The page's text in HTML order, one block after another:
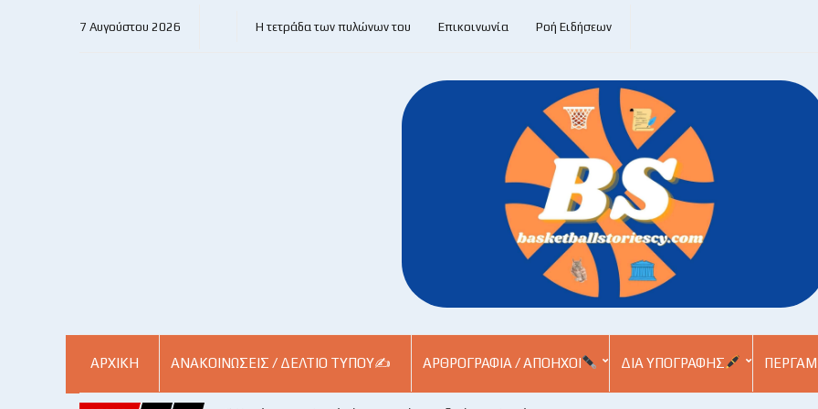
7 Αυγούστου 2026 Η τετράδα των πυλώνων του Επικοινωνία Ροή Ειδήσεων
ΑΡΧΙΚΗ ΑΝΑΚΟΙΝΏΣΕΙΣ / ΔΕΛΤΊΟ ΤΎΠΟΥ✍ ΑΡΘΡΟΓΡΑΦΊΑ / ΑΠΌΗΧΟΙ ΔΙΑ ΥΠΟΓΡΑΦΉΣ